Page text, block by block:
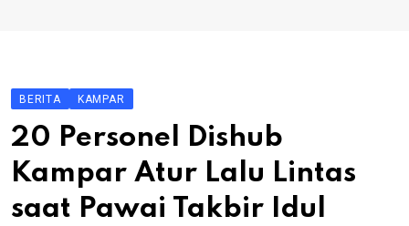
RIAU
PERISTIWA
OLAHRAGA
PENDIDIKAN
BERITA KAMPAR
20 Personel Dishub
Kampar Atur Lalu Lintas
saat Pawai Takbir Idul